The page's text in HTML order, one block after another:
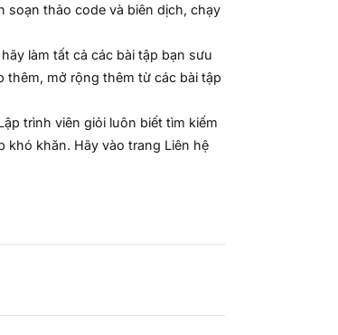
soạn thảo code và biên dịch, chạy
làm tất cả các bài tập bạn sưu
mở rộng thêm từ các bài tập
trình viên giỏi luôn biết tìm kiếm
khó khăn. Hãy vào trang Liên hệ